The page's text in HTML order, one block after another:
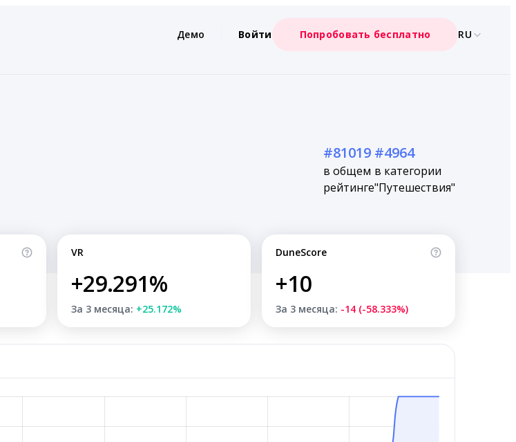
Демо Войти Попробовать бесплатно RU
#81019
в общем
рейтинге
#4964
в категории
"Путешествия"
VR
+29.291%
За 3 месяца: +25.172%
DuneScore
+10
За 3 месяца: -14 (-58.333%)